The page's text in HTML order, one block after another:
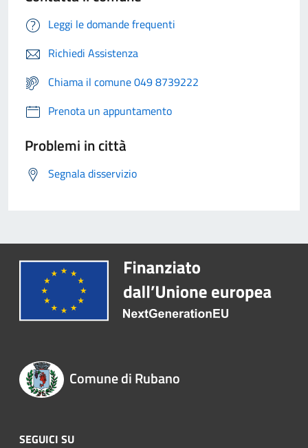
Leggi le domande frequenti
Richiedi Assistenza
Chiama il comune 049 8739222
Prenota un appuntamento
Problemi in città
Segnala disservizio
Comune di Rubano
SEGUICI SU